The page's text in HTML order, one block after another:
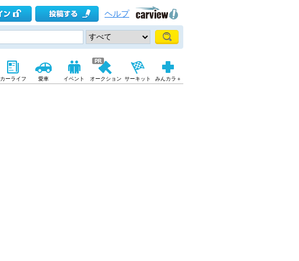
ヘルプ
カーライフ 愛車 イベント オークション サーキット みんカラ＋